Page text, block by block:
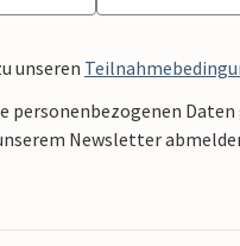
unseren
personenbezogenen
Newsletter